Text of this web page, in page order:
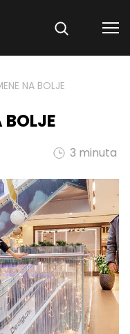
NA BOLJE
BOLJE
3 minuta